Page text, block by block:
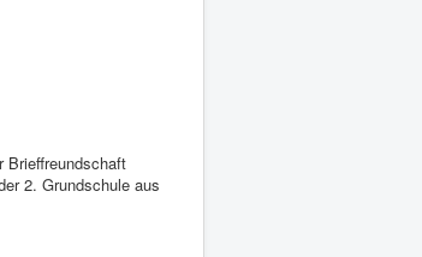
Brieffreundschaft
2. Grundschule aus